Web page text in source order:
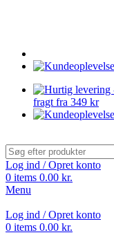
fragt fra 349 kr
Log ind / Opret konto
0 items 0.00 kr.
Menu
Log ind / Opret konto
0 items 0.00 kr.